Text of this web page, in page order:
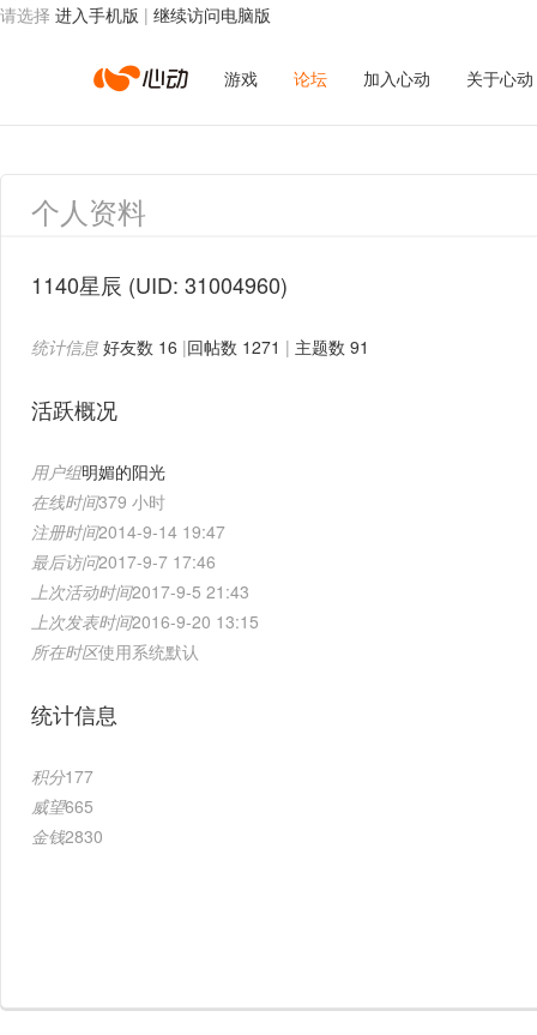
请选择 进入手机版 | 继续访问电脑版
心
动
络
游戏 论坛 加入心动 关于心动
个人资料
1140星辰 (UID: 31004960)
统计信息 好友数 16 |回帖数 1271 | 主题数 91
活跃概况
用户组明媚的阳光
在线时间379 小时
注册时间2014-9-14 19:47
最后访问2017-9-7 17:46
上次活动时间2017-9-5 21:43
上次发表时间2016-9-20 13:15
所在时区使用系统默认
统计信息
积分177
威望665
金钱2830